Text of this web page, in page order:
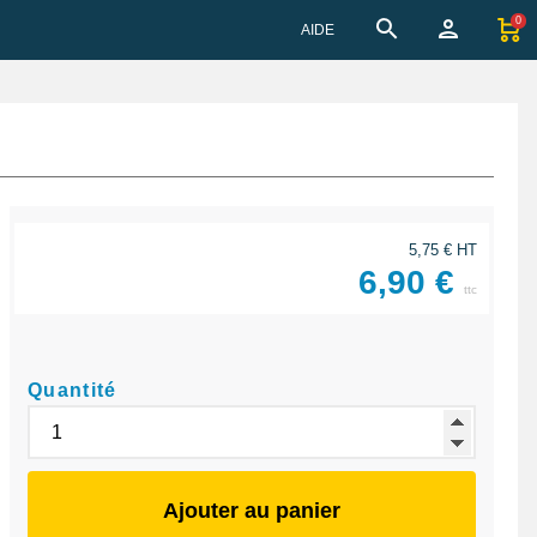
AIDE
0
5,75 € HT
6,90 € ttc
Quantité
Ajouter au panier